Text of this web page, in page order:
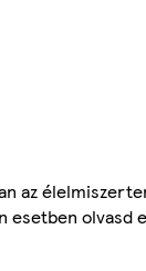
az
esetben